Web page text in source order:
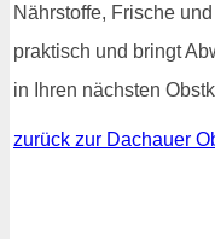
Nährstoffe, Frische
praktisch und bringt
in Ihren nächsten
zurück zur Dachauer